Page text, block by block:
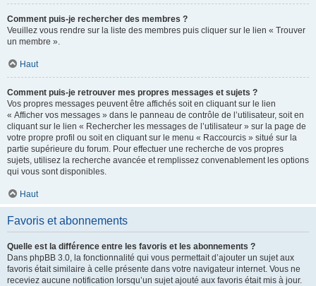
Comment puis-je rechercher des membres ?
Veuillez vous rendre sur la liste des membres puis cliquer sur le lien « Trouver
un membre ».
Haut
Comment puis-je retrouver mes propres messages et sujets ?
Vos propres messages peuvent être affichés soit en cliquant sur le lien
« Afficher vos messages » dans le panneau de contrôle de l’utilisateur, soit en
cliquant sur le lien « Rechercher les messages de l’utilisateur » sur la page de
votre propre profil ou soit en cliquant sur le menu « Raccourcis » situé sur la
partie supérieure du forum. Pour effectuer une recherche de vos propres
sujets, utilisez la recherche avancée et remplissez convenablement les options
qui vous sont disponibles.
Haut
Favoris et abonnements
Quelle est la différence entre les favoris et les abonnements ?
Dans phpBB 3.0, la fonctionnalité qui vous permettait d’ajouter un sujet aux
favoris était similaire à celle présente dans votre navigateur internet. Vous ne
receviez aucune notification lorsqu’un sujet ajouté aux favoris était mis à jour.